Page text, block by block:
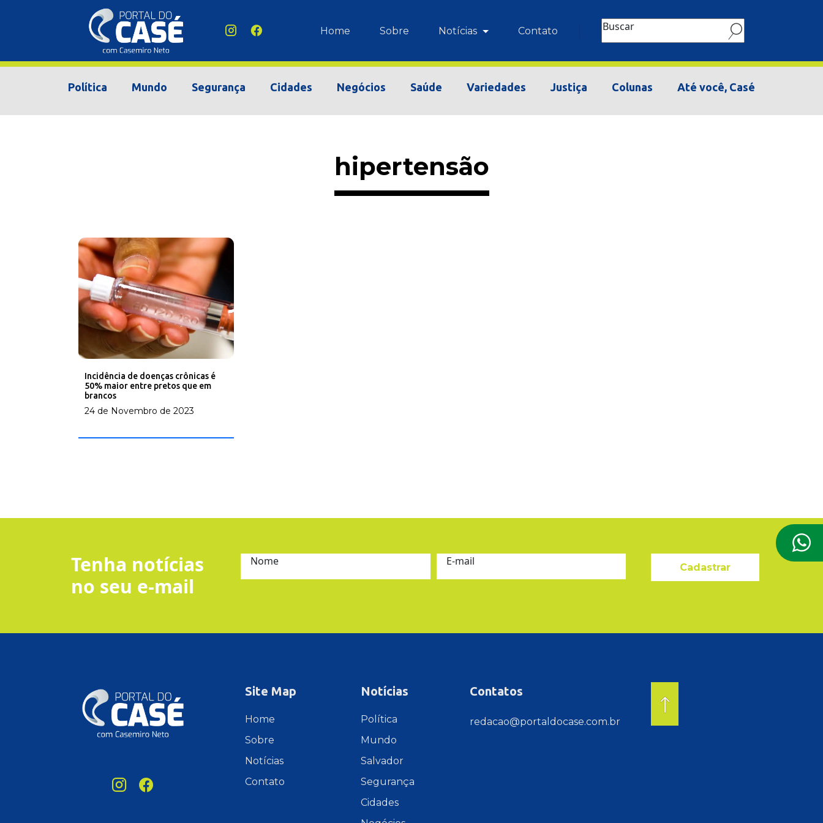
Home Sobre Notícias Contato Buscar
Política Mundo Segurança Cidades Negócios Saúde Variedades Justiça Colunas Até você, Casé
hipertensão
Incidência de doenças crônicas é
50% maior entre pretos que em
brancos
24 de Novembro de 2023
Tenha notícias
no seu e-mail
Nome E-mail Cadastrar
Site Map
Home
Sobre
Notícias
Contato
Notícias
Política
Mundo
Salvador
Segurança
Cidades
Contatos
redacao@portaldocase.com.br